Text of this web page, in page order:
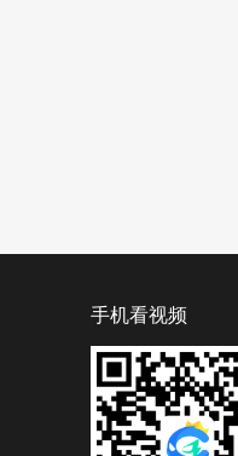
手机看视频